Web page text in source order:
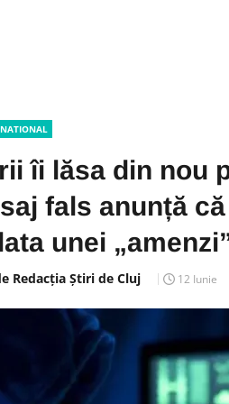
îi lăsa din nou
fals anunță
unei
Redacția Știri de Cluj 12 Iunie